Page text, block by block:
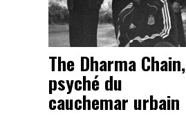
The Dharma Chain,
psyché du
cauchemar urbain